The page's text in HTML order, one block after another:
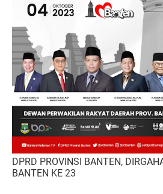
DPRD PROVINSI BANTEN,
BANTEN KE 23